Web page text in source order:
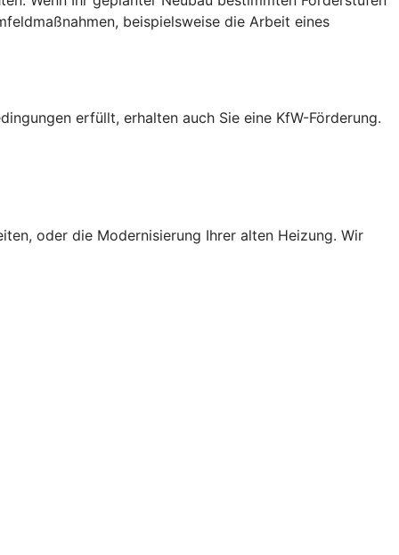
beispielsweise die Arbeit eines
erfüllt, erhalten auch Sie eine KfW-Förderung.
oder die Modernisierung Ihrer alten Heizung. Wir